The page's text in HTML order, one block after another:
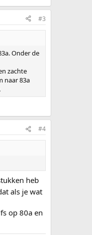
#3
Onder de
zachte
naar 83a
#4
heb
als je wat
op 80a en